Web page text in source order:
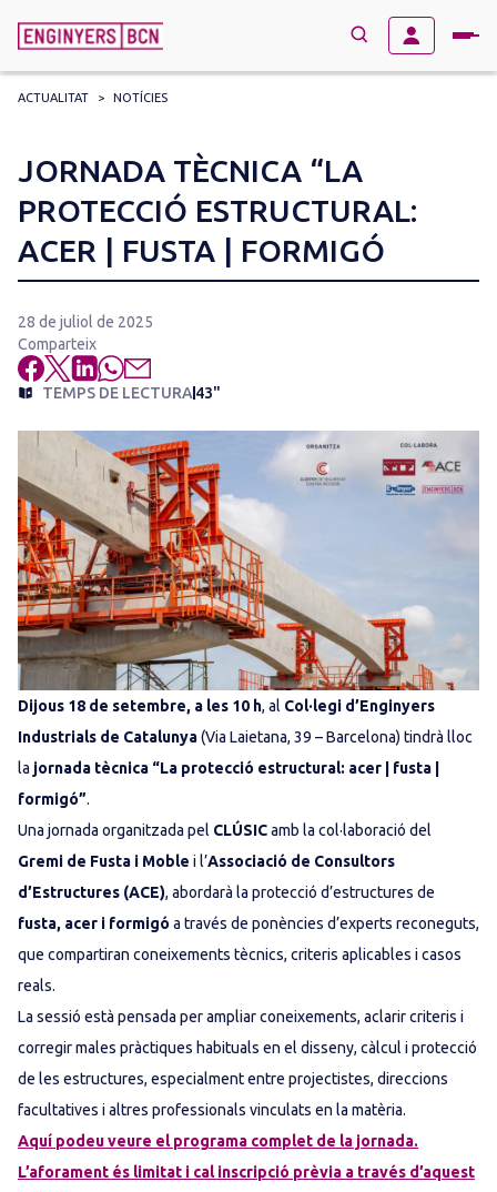
for:
ACTUALITAT > NOTÍCIES
JORNADA TÈCNICA “LA
PROTECCIÓ ESTRUCTURAL:
ACER | FUSTA | FORMIGÓ
28 de juliol de 2025
Comparteix
TEMPS DE LECTURA 43"
Dijous 18 de setembre, a les 10 h, al Col·legi d’Enginyers
Industrials de Catalunya(Via Laietana, 39 – Barcelona) tindrà lloc
la jornada tècnica “La protecció estructural: acer | fusta |
formigó”.
Una jornada organitzada pel CLÚSICamb la col·laboració del
Gremi de Fusta i Moble i l’Associació de Consultors
d’Estructures (ACE), abordarà la protecció d’estructures de
fusta, acer i formigó a través de ponències d’experts reconeguts,
que compartiran coneixements tècnics, criteris aplicables i casos
reals.
La sessió està pensada per ampliar coneixements, aclarir criteris i
corregir males pràctiques habituals en el disseny, càlcul i protecció
de les estructures, especialment entre projectistes, direccions
facultatives i altres professionals vinculats en la matèria.
Aquí podeu veure el programa complet de la jornada.
L’aforament és limitat i cal inscripció prèvia a través d’aquest